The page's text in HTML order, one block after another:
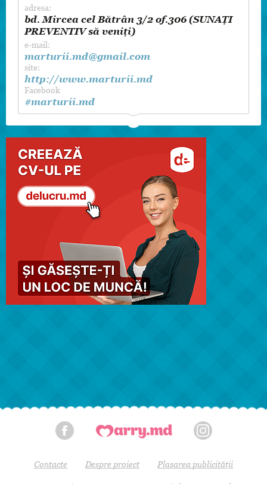
adresa:
bd. Mircea cel Bătrân 3/2 of.306 (SUNAȚI
PREVENTIV să veniți)
e-mail:
marturii.md@gmail.com
site:
http://www.marturii.md
Facebook
#marturii.md
Contacte Despre proiect Plasarea publicității